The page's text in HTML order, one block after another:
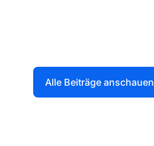
Alle Beiträge anschauen